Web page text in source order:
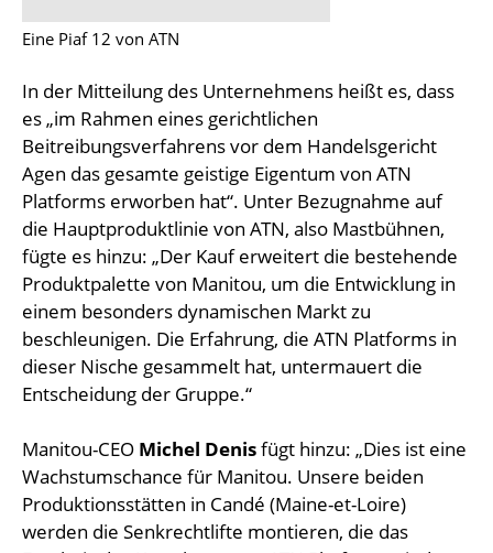
Eine Piaf 12 von ATN
In der Mitteilung des Unternehmens heißt es, dass
es „im Rahmen eines gerichtlichen
Beitreibungsverfahrens vor dem Handelsgericht
Agen das gesamte geistige Eigentum von ATN
Platforms erworben hat“. Unter Bezugnahme auf
die Hauptproduktlinie von ATN, also Mastbühnen,
fügte es hinzu: „Der Kauf erweitert die bestehende
Produktpalette von Manitou, um die Entwicklung in
einem besonders dynamischen Markt zu
beschleunigen. Die Erfahrung, die ATN Platforms in
dieser Nische gesammelt hat, untermauert die
Entscheidung der Gruppe.“
Manitou-CEO Michel Denisfügt hinzu: „Dies ist eine
Wachstumschance für Manitou. Unsere beiden
Produktionsstätten in Candé (Maine-et-Loire)
werden die Senkrechtlifte montieren, die das